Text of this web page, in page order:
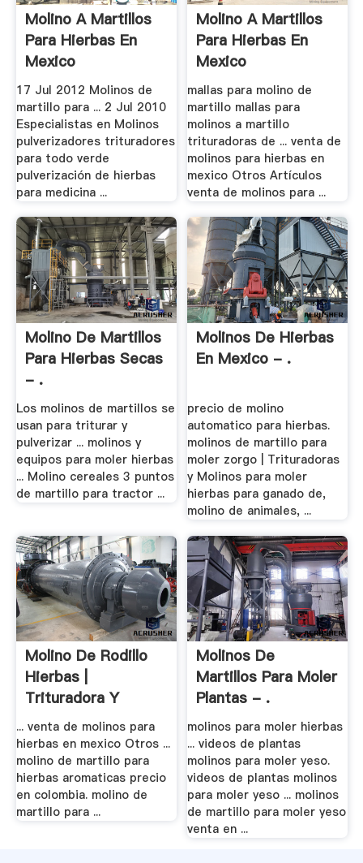
Molino A Martillos
Para Hierbas En
Mexico
17 Jul 2012 Molinos de
martillo para ... 2 Jul 2010
Especialistas en Molinos
pulverizadores trituradores
para todo verde
pulverización de hierbas
para medicina ...
Molino A Martillos
Para Hierbas En
Mexico
mallas para molino de
martillo mallas para
molinos a martillo
trituradoras de ... venta de
molinos para hierbas en
mexico Otros Artículos
venta de molinos para ...
Molino De Martillos
Para Hierbas Secas
- .
Los molinos de martillos se
usan para triturar y
pulverizar ... molinos y
equipos para moler hierbas
... Molino cereales 3 puntos
de martillo para tractor ...
Molinos De Hierbas
En Mexico - .
precio de molino
automatico para hierbas.
molinos de martillo para
moler zorgo | Trituradoras
y Molinos para moler
hierbas para ganado de,
molino de animales, ...
Molino De Rodillo
Hierbas |
Trituradora Y
Molinos
... venta de molinos para
hierbas en mexico Otros ...
molino de martillo para
hierbas aromaticas precio
en colombia. molino de
martillo para ...
Molinos De
Martillos Para Moler
Plantas - .
molinos para moler hierbas
... videos de plantas
molinos para moler yeso.
videos de plantas molinos
para moler yeso ... molinos
de martillo para moler yeso
venta en ...